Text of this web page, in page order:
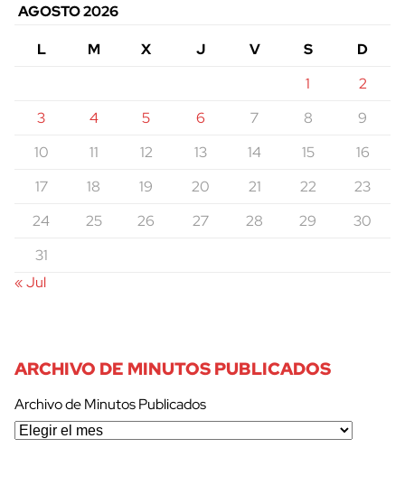
AGOSTO 2026
L
M X J V S
D
1
2
3
4 5 6 7 8
9
10
11 12 13 14 15
16
17
18 19 20 21 22
23
24
25 26 27 28 29
30
31
« Jul
ARCHIVO DE MINUTOS PUBLICADOS
Archivo de Minutos Publicados